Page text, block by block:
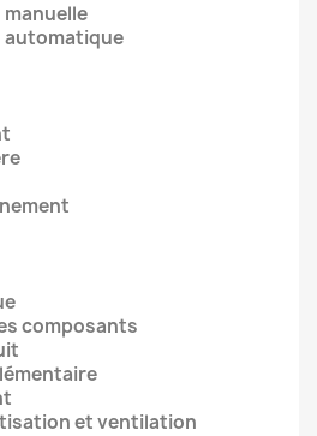
automatique
composants
et ventilation